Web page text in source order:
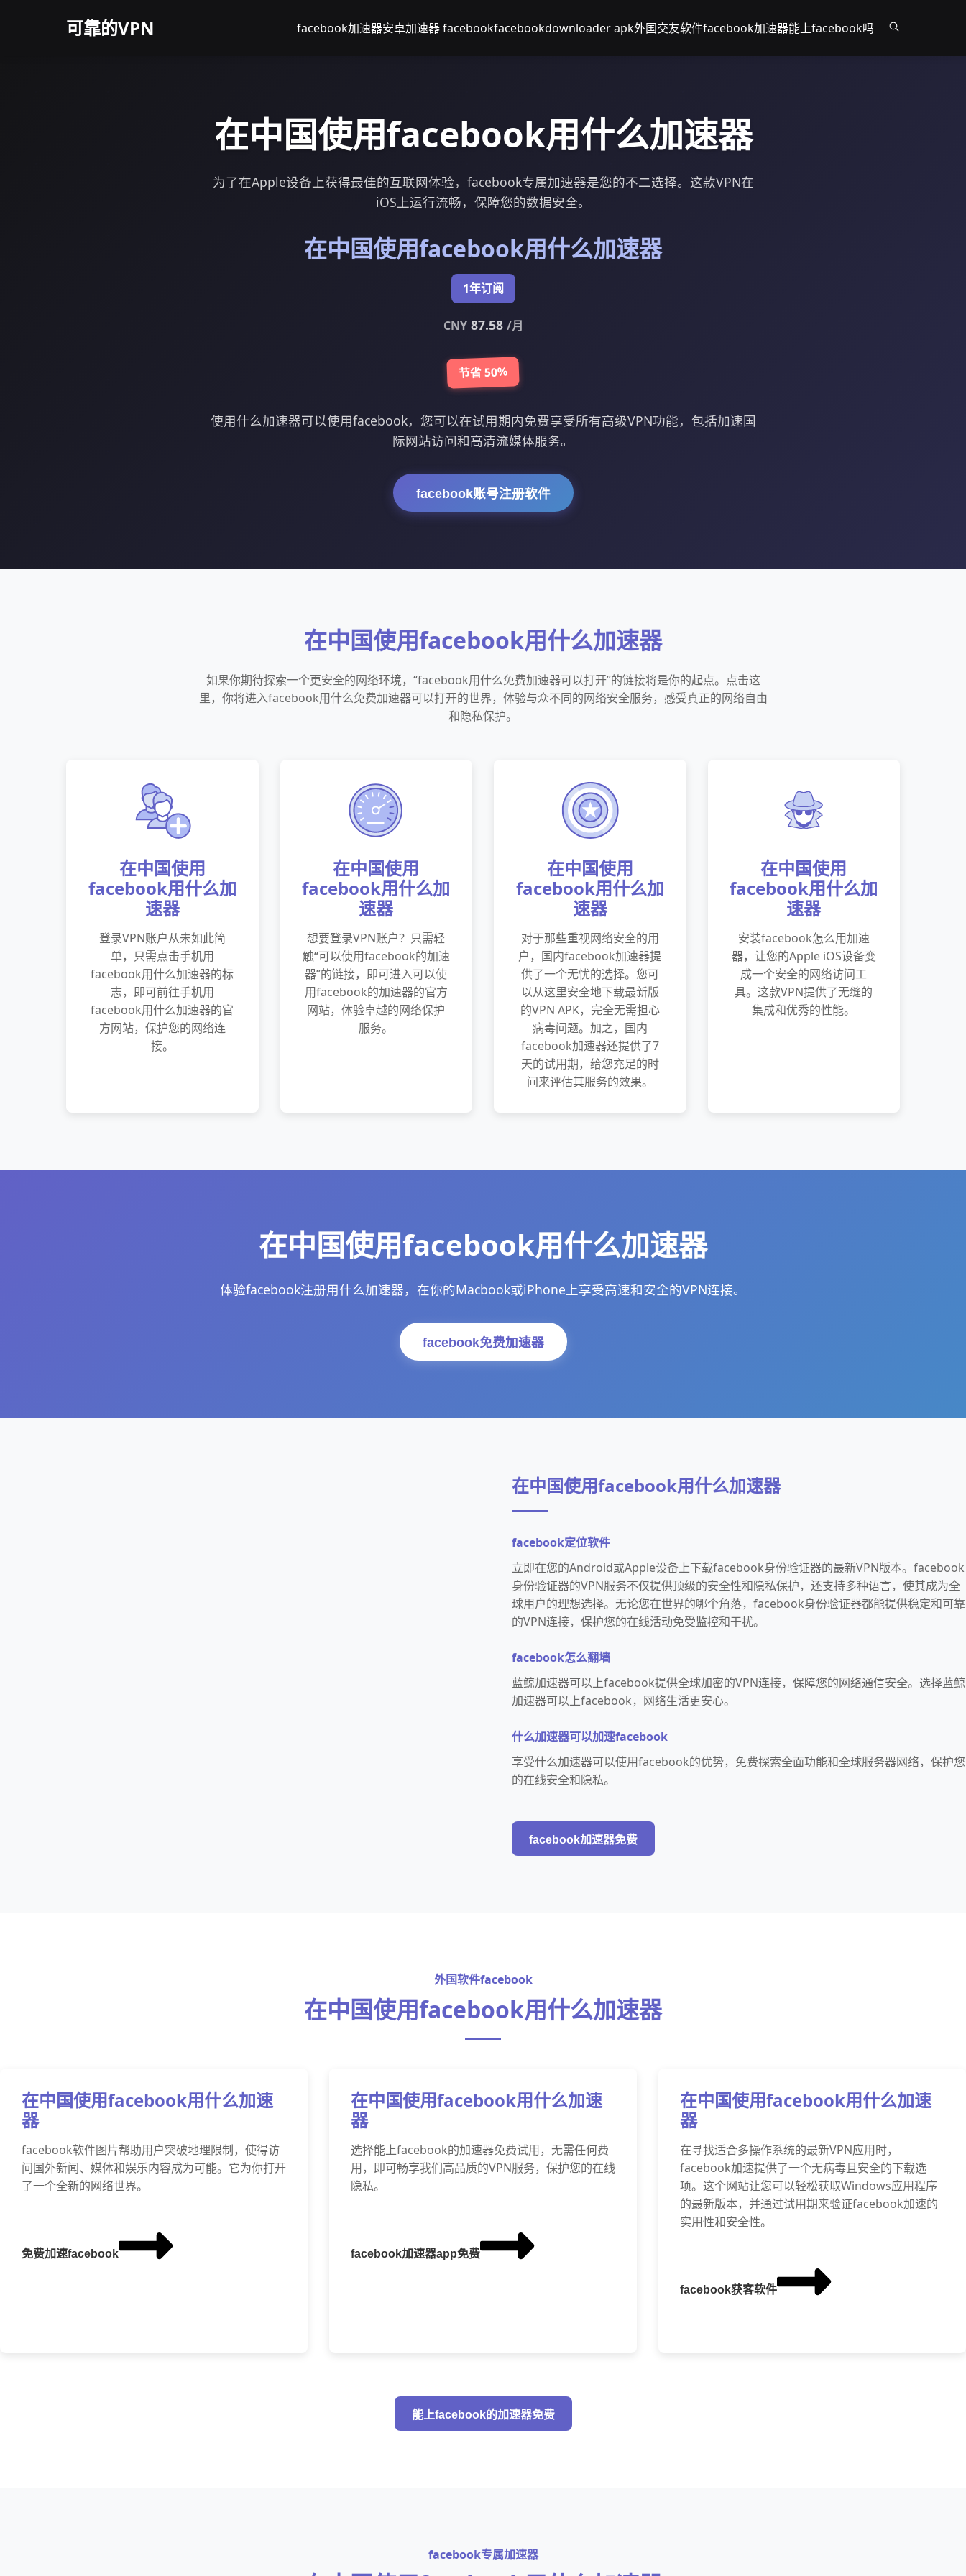
可靠的VPN facebook加速器安卓加速器 facebookfacebookdownloader apk外国交友软件facebook加速器能上facebook吗
在中国使用facebook用什么加速器
为了在Apple设备上获得最佳的互联网体验，facebook专属加速器是您的不二选择。这款VPN在
iOS上运行流畅，保障您的数据安全。
在中国使用facebook用什么加速器
1年订阅
CNY87.58 /月
节省 50%
使用什么加速器可以使用facebook，您可以在试用期内免费享受所有高级VPN功能，包括加速国
际网站访问和高清流媒体服务。
facebook账号注册软件
在中国使用facebook用什么加速器
如果你期待探索一个更安全的网络环境，“facebook用什么免费加速器可以打开”的链接将是你的起点。点击这
里，你将进入facebook用什么免费加速器可以打开的世界，体验与众不同的网络安全服务，感受真正的网络自由
和隐私保护。
在中国使用
facebook用什么加
速器
登录VPN账户从未如此简
单，只需点击手机用
facebook用什么加速器的标
志，即可前往手机用
facebook用什么加速器的官
方网站，保护您的网络连
接。
在中国使用
facebook用什么加
速器
想要登录VPN账户？只需轻
触“可以使用facebook的加速
器”的链接，即可进入可以使
用facebook的加速器的官方
网站，体验卓越的网络保护
服务。
在中国使用
facebook用什么加
速器
对于那些重视网络安全的用
户，国内facebook加速器提
供了一个无忧的选择。您可
以从这里安全地下载最新版
的VPN APK，完全无需担心
病毒问题。加之，国内
facebook加速器还提供了7
天的试用期，给您充足的时
间来评估其服务的效果。
在中国使用
facebook用什么加
速器
安装facebook怎么用加速
器，让您的Apple iOS设备变
成一个安全的网络访问工
具。这款VPN提供了无缝的
集成和优秀的性能。
在中国使用facebook用什么加速器
体验facebook注册用什么加速器，在你的Macbook或iPhone上享受高速和安全的VPN连接。
facebook免费加速器
在中国使用facebook用什么加速器
facebook定位软件
立即在您的Android或Apple设备上下载facebook身份验证器的最新VPN版本。facebook
身份验证器的VPN服务不仅提供顶级的安全性和隐私保护，还支持多种语言，使其成为全
球用户的理想选择。无论您在世界的哪个角落，facebook身份验证器都能提供稳定和可靠
的VPN连接，保护您的在线活动免受监控和干扰。
facebook怎么翻墙
蓝鲸加速器可以上facebook提供全球加密的VPN连接，保障您的网络通信安全。选择蓝鲸
加速器可以上facebook，网络生活更安心。
什么加速器可以加速facebook
享受什么加速器可以使用facebook的优势，免费探索全面功能和全球服务器网络，保护您
的在线安全和隐私。
facebook加速器免费
外国软件facebook
在中国使用facebook用什么加速器
在中国使用facebook用什么加速
器
facebook软件图片帮助用户突破地理限制，使得访
问国外新闻、媒体和娱乐内容成为可能。它为你打开
了一个全新的网络世界。
免费加速facebook
在中国使用facebook用什么加速
器
选择能上facebook的加速器免费试用，无需任何费
用，即可畅享我们高品质的VPN服务，保护您的在线
隐私。
facebook加速器app免费
在中国使用facebook用什么加速
器
在寻找适合多操作系统的最新VPN应用时，
facebook加速提供了一个无病毒且安全的下载选
项。这个网站让您可以轻松获取Windows应用程序
的最新版本，并通过试用期来验证facebook加速的
实用性和安全性。
facebook获客软件
能上facebook的加速器免费
facebook专属加速器